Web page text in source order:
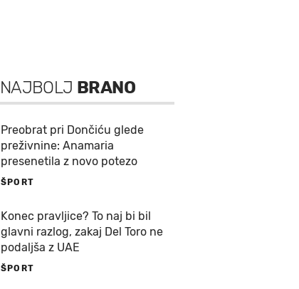
NAJBOLJ BRANO
Preobrat pri Dončiću glede
preživnine: Anamaria
presenetila z novo potezo
ŠPORT
Konec pravljice? To naj bi bil
glavni razlog, zakaj Del Toro ne
podaljša z UAE
ŠPORT